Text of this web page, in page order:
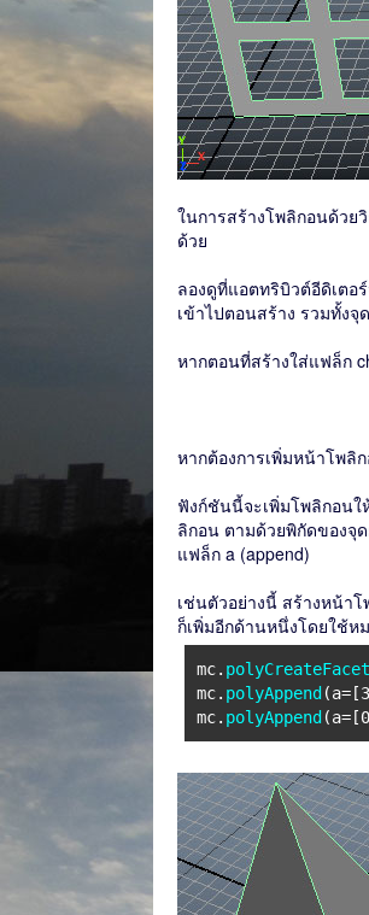
ในการสร้างโพลิกอนด้วย
ด้วย
ลองดูที่แอตทริบิวต์อีดิเตอ
เข้าไปตอนสร้าง รวมทั้ง
หากตอนที่สร้างใส่แฟล็ก
หากต้องการเพิ่มหน้าโพลิ
ฟังก์ชันนี้จะเพิ่มโพลิกอนใ
ลิกอน ตามด้วยพิกัดของจุ
แฟล็ก a (append)
เช่นตัวอย่างนี้ สร้างหน้า
ก็เพิ่มอีกด้านหนึ่งโดยใช้ห
mc. polyCreateFacet
mc. polyAppend
mc. polyAppend